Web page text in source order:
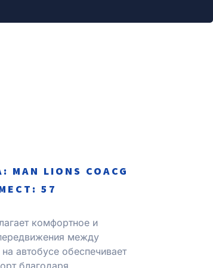
LIONS COACG
57
комфортное и
между
автобусе обеспечивает
благодаря